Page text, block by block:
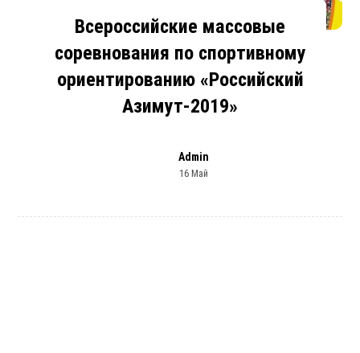
Всероссийские массовые
соревнования по спортивному
ориентированию «Российский
Азимут-2019»
Admin
16 Май